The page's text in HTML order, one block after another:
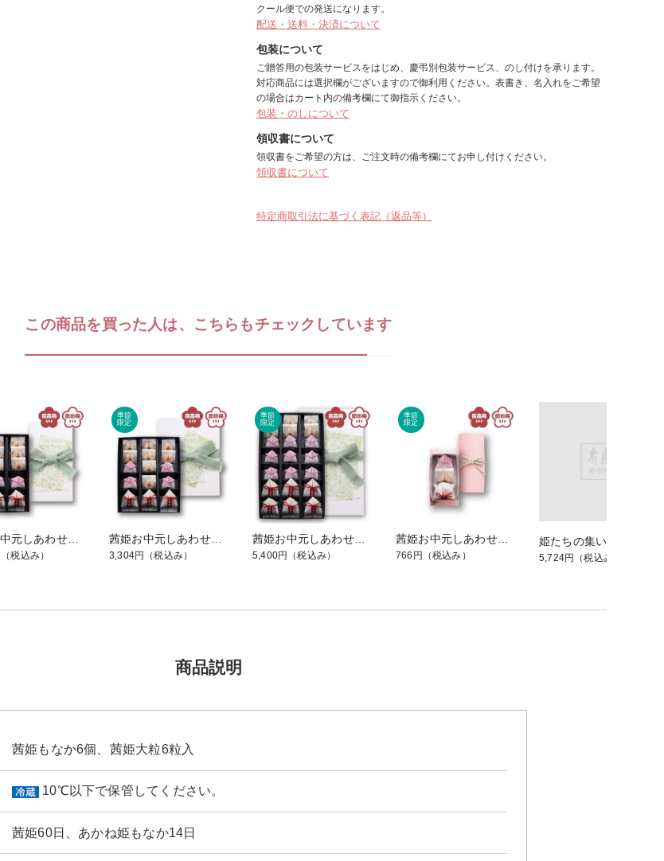
クール便での発送になります。
配送・送料・決済について
包装について
ご贈答用の包装サービスをはじめ、慶弔別包装サービス、のし付けを承ります。
対応商品には選択欄がございますので御利用ください。表書き、名入れをご希望
の場合はカート内の備考欄にて御指示ください。
包装・のしについて
領収書について
領収書をご希望の方は、ご注文時の備考欄にてお申し付けください。
領収書について
特定商取引法に基づく表記（返品等）
この商品を買った人は、こちらもチェックしています
茜姫お中元しあわせ包み「が」
（税込み）
茜姫お中元しあわせ包み「り」
3,304円 （税込み）
茜姫お中元しあわせ包み「あ」
5,400円 （税込み）
茜姫お中元しあわせ包み「う」
766円 （税込み） 5,724円 （税込み）
商品説明
茜姫もなか6個、茜姫大粒6粒入
10℃以下で保管してください。
茜姫60日、あかね姫もなか14日